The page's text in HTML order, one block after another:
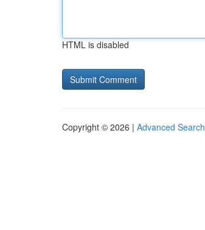
HTML is disabled
Copyright © 2026 | Advanced Search